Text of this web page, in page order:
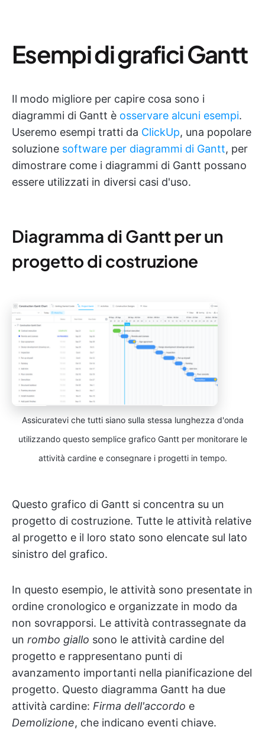
Esempi di grafici Gantt
Il modo migliore per capire cosa sono i
diagrammi di Gantt è osservare alcuni esempi.
Useremo esempi tratti da ClickUp, una popolare
soluzione software per diagrammi di Gantt, per
dimostrare come i diagrammi di Gantt possano
essere utilizzati in diversi casi d'uso.
Diagramma di Gantt per un
progetto di costruzione
Assicuratevi che tutti siano sulla stessa lunghezza d'onda
utilizzando questo semplice grafico Gantt per monitorare le
attività cardine e consegnare i progetti in tempo.
Questo grafico di Gantt si concentra su un
progetto di costruzione. Tutte le attività relative
al progetto e il loro stato sono elencate sul lato
sinistro del grafico.
In questo esempio, le attività sono presentate in
ordine cronologico e organizzate in modo da
non sovrapporsi. Le attività contrassegnate da
un rombo giallo sono le attività cardine del
progetto e rappresentano punti di
avanzamento importanti nella pianificazione del
progetto. Questo diagramma Gantt ha due
attività cardine: Firma dell'accordo e
Demolizione, che indicano eventi chiave.